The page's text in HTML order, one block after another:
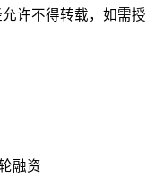
许不得转载，如需授
融资